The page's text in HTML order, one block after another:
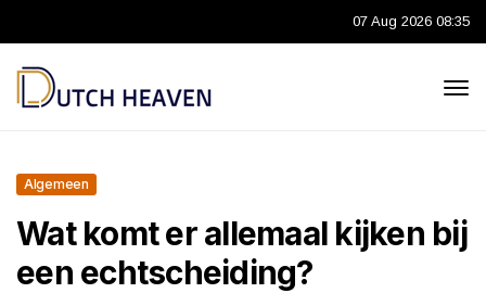
07 Aug 2026 08:35
Algemeen
Wat komt er allemaal kijken bij
een echtscheiding?